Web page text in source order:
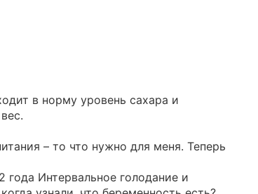
в норму уровень сахара и
– то что нужно для меня. Теперь
Интервальное голодание и